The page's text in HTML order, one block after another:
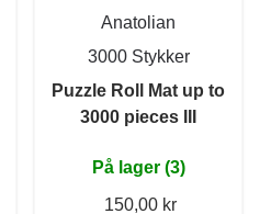
Anatolian
3000 Stykker
Puzzle Roll Mat up to
3000 pieces III
På lager (3)
150,00 kr